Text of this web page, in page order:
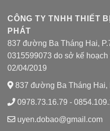
CÔNG TY TNHH THIẾT
PHÁT
837 đường Ba Tháng Hai,
0315599073 do sở kế
02/04/2019
837 đường Ba Tháng Hai,
0978.73.16.79 -
uyen.dobao@gmail.com